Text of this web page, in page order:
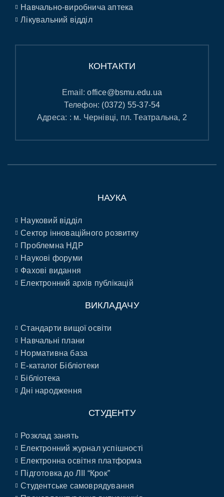
Навчально-виробнича аптека
Лікувальний відділ
КОНТАКТИ
Email:office@bsmu.edu.ua
Телефон: (0372) 55-37-54
Адреса: : м. Чернівці, пл. Театральна, 2
НАУКА
Науковий відділ
Сектор інноваційного розвитку
Проблемна НДР
Наукові форуми
Фахові видання
Електронний архів публікацій
ВИКЛАДАЧУ
Стандарти вищої освіти
Навчальні плани
Нормативна база
E-каталог Бібліотеки
Бібліотека
Дні народження
СТУДЕНТУ
Розклад занять
Електронний журнал успішності
Електронна освітня платформа
Підготовка до ЛІІ “Крок”
Студентське самоврядування